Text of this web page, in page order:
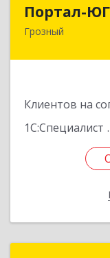
Портал-
Грозный
Клиентов на
1С:Специалист
364906,